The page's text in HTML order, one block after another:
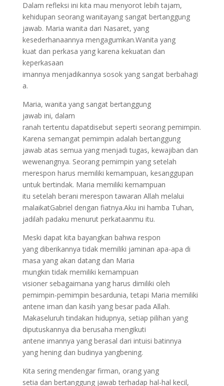
Dalam refleksi ini kita mau menyorot lebih tajam,
kehidupan seorang wanitayang sangat bertanggung
jawab. Maria wanita dari Nasaret, yang
kesederhanaannya mengagumkan.Wanita yang
kuat dan perkasa yang karena kekuatan dan
keperkasaan
imannya menjadikannya sosok yang sangat berbahagi
a.
Maria, wanita yang sangat bertanggung
jawab ini, dalam
ranah tertentu dapatdisebut seperti seorang pemimpin.
Karena semangat pemimpin adalah bertanggung
jawab atas semua yang menjadi tugas, kewajiban dan
wewenangnya. Seorang pemimpin yang setelah
merespon harus memiliki kemampuan, kesanggupan
untuk bertindak. Maria memiliki kemampuan
itu setelah berani merespon tawaran Allah melalui
malaikatGabriel dengan fiatnya.Aku ini hamba Tuhan,
jadilah padaku menurut perkataanmu itu.
Meski dapat kita bayangkan bahwa respon
yang diberikannya tidak memiliki jaminan apa-apa di
masa yang akan datang dan Maria
mungkin tidak memiliki kemampuan
visioner sebagaimana yang harus dimiliki oleh
pemimpin-pemimpin besardunia, tetapi Maria memiliki
antene iman dan kasih yang besar pada Allah.
Makaseluruh tindakan hidupnya, setiap pilihan yang
diputuskannya dia berusaha mengikuti
antene imannya yang berasal dari intuisi batinnya
yang hening dan budinya yangbening.
Kita sering mendengar firman, orang yang
setia dan bertanggung jawab terhadap hal-hal kecil,